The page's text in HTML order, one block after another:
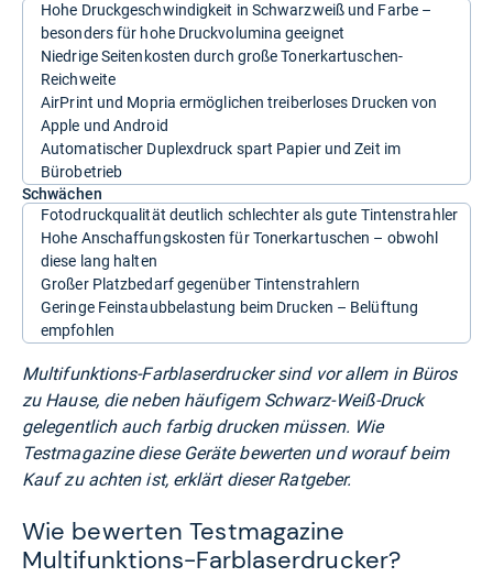
Hohe Druckgeschwindigkeit in Schwarzweiß und Farbe –
besonders für hohe Druckvolumina geeignet
Niedrige Seitenkosten durch große Tonerkartuschen-
Reichweite
AirPrint und Mopria ermöglichen treiberloses Drucken von
Apple und Android
Automatischer Duplexdruck spart Papier und Zeit im
Bürobetrieb
Schwächen
Fotodruckqualität deutlich schlechter als gute Tintenstrahler
Hohe Anschaffungskosten für Tonerkartuschen – obwohl
diese lang halten
Großer Platzbedarf gegenüber Tintenstrahlern
Geringe Feinstaubbelastung beim Drucken – Belüftung
empfohlen
Multifunktions-Farblaserdrucker sind vor allem in Büros
zu Hause, die neben häufigem Schwarz-Weiß-Druck
gelegentlich auch farbig drucken müssen. Wie
Testmagazine diese Geräte bewerten und worauf beim
Kauf zu achten ist, erklärt dieser Ratgeber.
Wie bewerten Testmagazine
Multifunktions-Farblaserdrucker?